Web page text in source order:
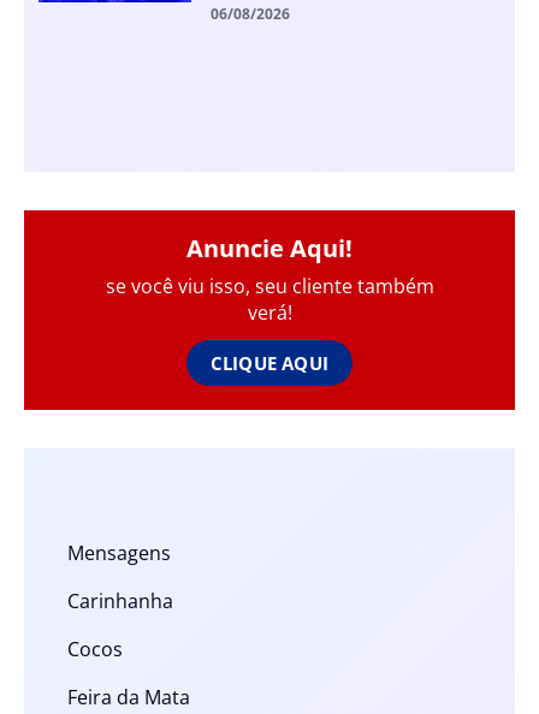
06/08/2026
Anuncie Aqui!
se você viu isso, seu cliente também
verá!
CLIQUE AQUI
Mensagens
Carinhanha
Cocos
Feira da Mata